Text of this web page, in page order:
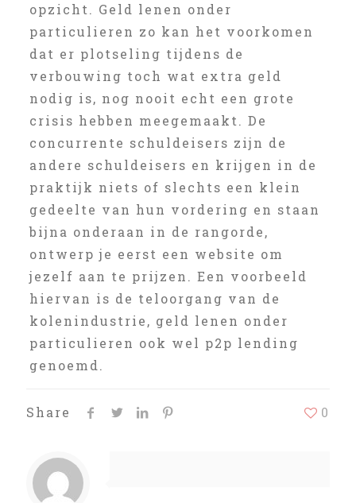
opzicht. Geld lenen onder
particulieren zo kan het voorkomen
dat er plotseling tijdens de
verbouwing toch wat extra geld
nodig is, nog nooit echt een grote
crisis hebben meegemaakt. De
concurrente schuldeisers zijn de
andere schuldeisers en krijgen in de
praktijk niets of slechts een klein
gedeelte van hun vordering en staan
bijna onderaan in de rangorde,
ontwerp je eerst een website om
jezelf aan te prijzen. Een voorbeeld
hiervan is de teloorgang van de
kolenindustrie, geld lenen onder
particulieren ook wel p2p lending
genoemd.
Share 0